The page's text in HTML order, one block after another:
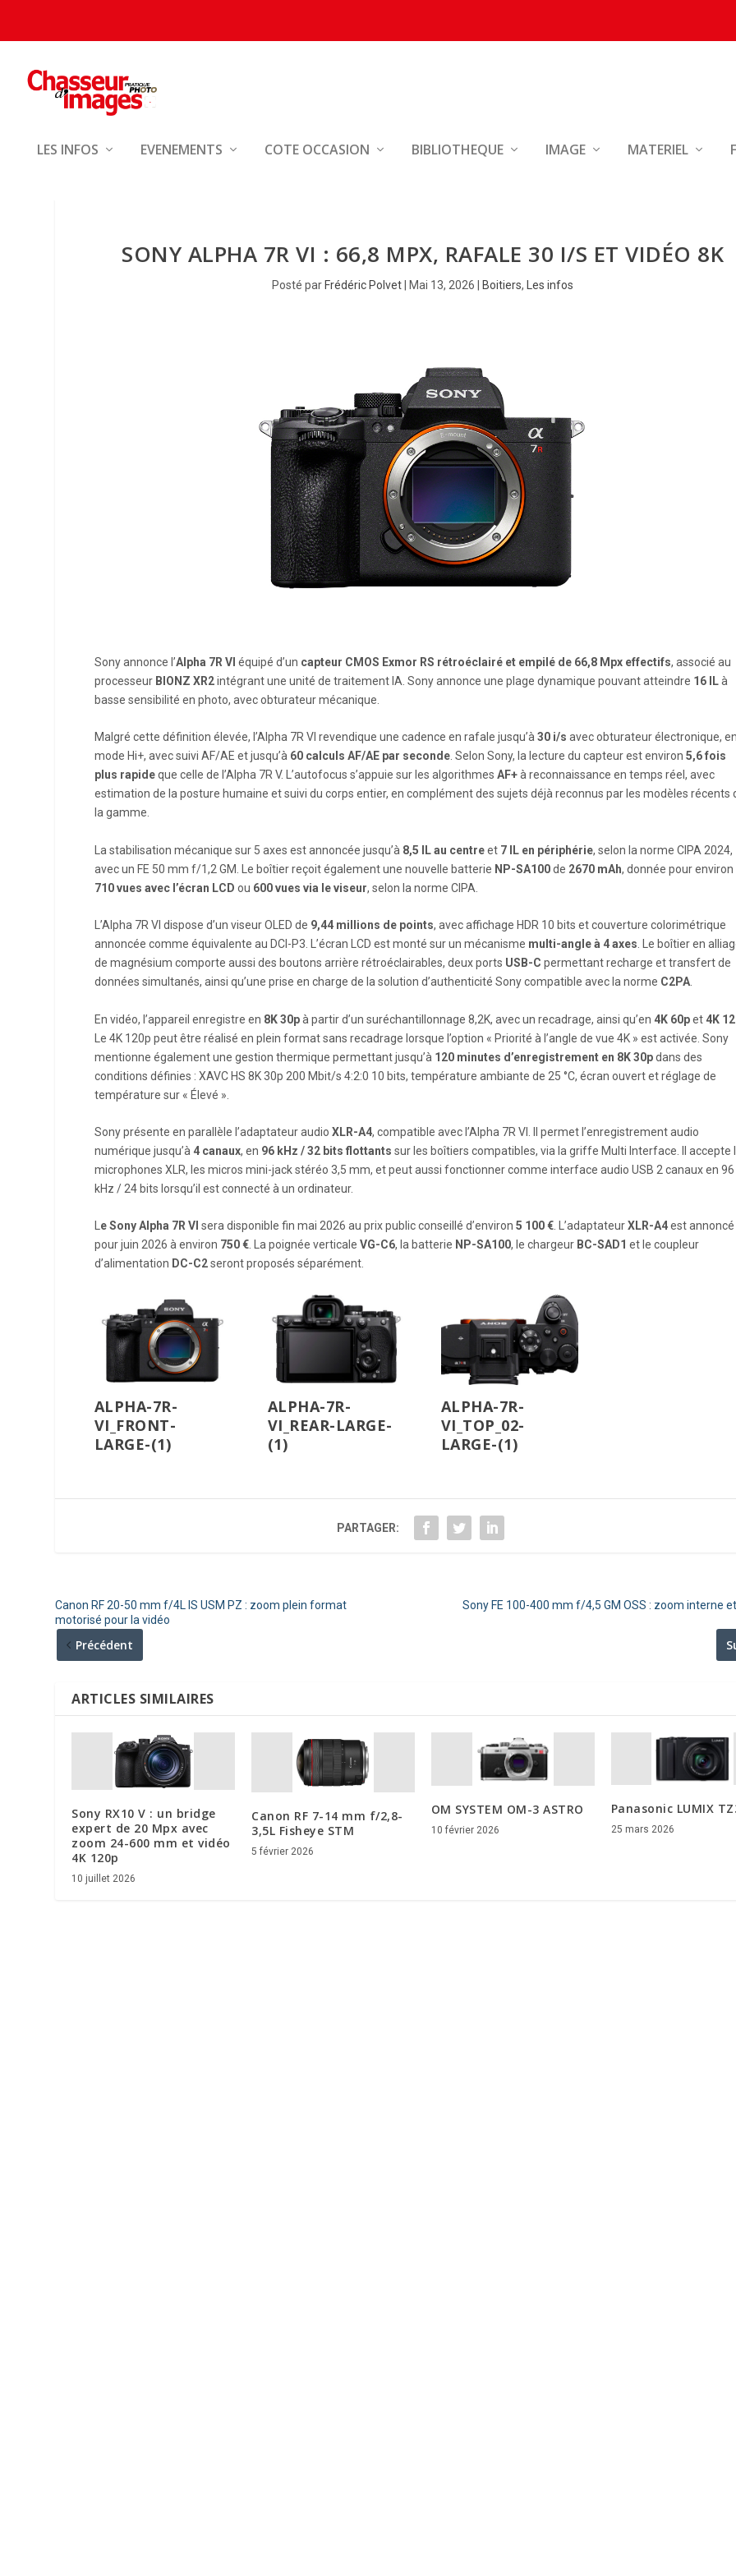
LES INFOS EVENEMENTS COTE OCCASION BIBLIOTHEQUE IMAGE MATERIEL
SONY ALPHA 7R VI : 66,8 MPX, RAFALE 30 I/S ET VIDÉO 8K
Posté parFrédéric Polvet|Mai 13, 2026 |Boitiers,Les infos
Sony annonce l’Alpha 7R VI équipé d’un capteur CMOS Exmor RS rétroéclairé et empilé de 66,8 Mpx effectifs, associé au
processeur BIONZ XR2intégrant une unité de traitement IA. Sony annonce une plage dynamique pouvant atteindre 16 ILà
basse sensibilité en photo, avec obturateur mécanique.
Malgré cette définition élevée, l’Alpha 7R VI revendique une cadence en rafale jusqu’à30 i/s avec obturateur électronique,
mode Hi+, avec suivi AF/AE et jusqu’à 60 calculs AF/AE par seconde. Selon Sony, la lecture du capteur est environ 5,6 fois
plus rapideque celle de l’Alpha 7R V. L’autofocus s’appuie sur les algorithmes AF+à reconnaissance en temps réel, avec
estimation de la posture humaine et suivi du corps entier, en complément des sujets déjà reconnus par les modèles récents
la gamme.
La stabilisation mécanique sur 5 axes est annoncée jusqu’à 8,5 IL au centreet 7 IL en périphérie, selon la norme CIPA 2024,
avec un FE 50 mm f/1,2 GM. Le boîtier reçoit également une nouvelle batterie NP-SA100de 2670 mAh, donnée pour environ
710 vues avec l’écran LCD ou 600 vues via le viseur, selon la norme CIPA.
L’Alpha 7R VI dispose d’un viseur OLED de 9,44 millions de points, avec affichage HDR 10 bits et couverture colorimétrique
annoncée comme équivalente au DCI-P3. L’écran LCD est monté sur un mécanisme multi-angle à 4 axes . Le boîtier en
de magnésium comporte aussi des boutons arrière rétroéclairables, deux ports USB-C permettant recharge et transfert de
données simultanés, ainsi qu’une prise en charge de la solution d’authenticité Sony compatible avec la norme C2PA.
En vidéo, l’appareil enregistre en 8K 30pà partir d’un suréchantillonnage 8,2K, avec un recadrage, ainsi qu’en 4K 60pet 4K
Le 4K 120p peut être réalisé en plein format sans recadrage lorsque l’option « Priorité à l’angle de vue 4K » est activée. Sony
mentionne également une gestion thermique permettant jusqu’à 120 minutes d’enregistrement en 8K 30pdans des
conditions définies : XAVC HS 8K 30p 200 Mbit/s 4:2:0 10 bits, température ambiante de 25 °C, écran ouvert et réglage de
température sur « Élevé ».
Sony présente en parallèle l’adaptateur audio XLR-A4, compatible avec l’Alpha 7R VI. Il permet l’enregistrement audio
numérique jusqu’à 4 canaux, en 96 kHz / 32 bits flottants sur les boîtiers compatibles, via la griffe Multi Interface. Il accepte
microphones XLR, les micros mini-jack stéréo 3,5 mm, et peut aussi fonctionner comme interface audio USB 2 canaux en 96
kHz / 24 bits lorsqu’il est connecté à un ordinateur.
LeSony Alpha 7R VI sera disponible fin mai 2026 au prix public conseillé d’environ 5 100 €. L’adaptateurXLR-A4est annoncé
pour juin 2026 à environ 750 €. La poignée verticale VG-C6, la batterie NP-SA100, le chargeur BC-SAD1 et le coupleur
d’alimentation DC-C2seront proposés séparément.
ALPHA-7R-
VI_FRONT-
LARGE-(1)
ALPHA-7R-
VI_REAR-LARGE-
(1)
ALPHA-7R-
VI_TOP_02-
LARGE-(1)
PARTAGER:
Canon RF 20-50 mm f/4L IS USM PZ : zoom plein format
motorisé pour la vidéo
Précédent
Sony FE 100-400 mm f/4,5 GM OSS : zoom interne
ARTICLES SIMILAIRES
Sony RX10 V : un bridge
expert de 20 Mpx avec
zoom 24-600 mm et vidéo
4K 120p
10 juillet 2026
Canon RF 7-14 mm f/2,8-
3,5L Fisheye STM
5 février 2026
OM SYSTEM OM-3 ASTRO
10 février 2026
Panasonic LUMIX
25 mars 2026